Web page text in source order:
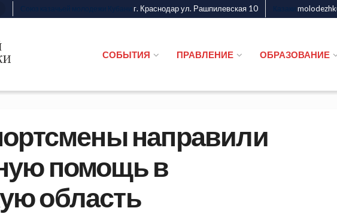
г. Краснодар ул. Рашпилевская 10
СОБЫТИЯ ПРАВЛЕНИЕ ОБРАЗОВАНИЕ
направили
помощь в
область